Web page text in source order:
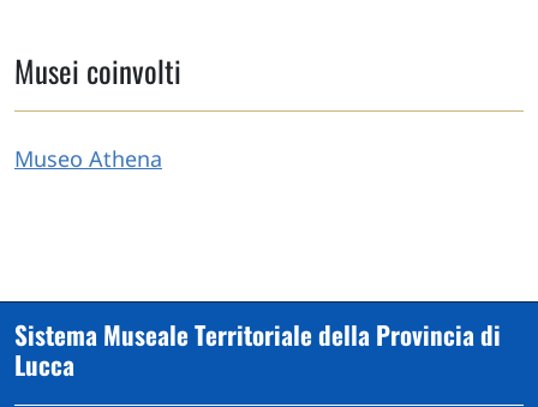
Musei coinvolti
Museo Athena
Sistema Museale Territoriale della Provincia di
Lucca